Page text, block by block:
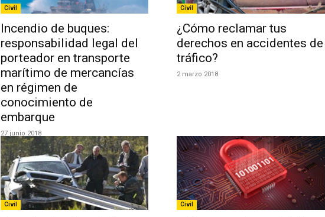
Civil
Incendio de buques:
responsabilidad legal del
porteador en transporte
marítimo de mercancías
en régimen de
conocimiento de
embarque
27 junio 2018
Civil
¿Cómo reclamar tus
derechos en accidentes de
tráfico?
2 marzo 2018
Civil Civil